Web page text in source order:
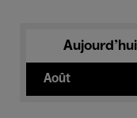
Aujourd'hui
Août